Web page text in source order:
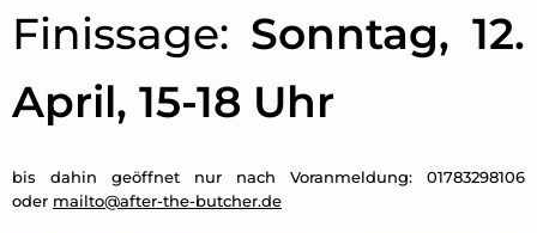
Finissage: Sonntag, 12.
April, 15-18 Uhr
bis dahin geöffnet nur nach Voranmeldung: 01783298106
oder mailto@after-the-butcher.de